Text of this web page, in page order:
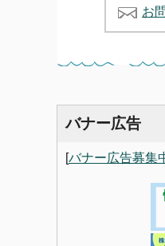
お
バナー広告
[バナー広告募集